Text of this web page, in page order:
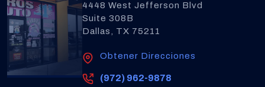
4448 West Jefferson Blvd
Suite 308B
Dallas, TX 75211
Obtener Direcciones
(972) 962-9878